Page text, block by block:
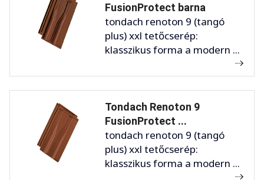
FusionProtect barna
tondach renoton 9 (tangó
plus) xxl tetőcserép:
klasszikus forma a modern ...
Tondach Renoton 9
FusionProtect ...
tondach renoton 9 (tangó
plus) xxl tetőcserép:
klasszikus forma a modern ...